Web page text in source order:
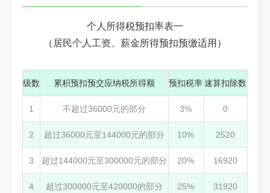
个人所得税预扣率表一
（居民个人工资、薪金所得预扣预缴适用）
级数 累积预扣预交应纳税所得额 预扣税率速算扣除数
1 不超过36000元的部分 3% 0
2 超过36000元至144000元的部分 10% 2520
3 超过144000元至300000元的部分 20% 16920
4 超过300000元至420000的部分 25% 31920